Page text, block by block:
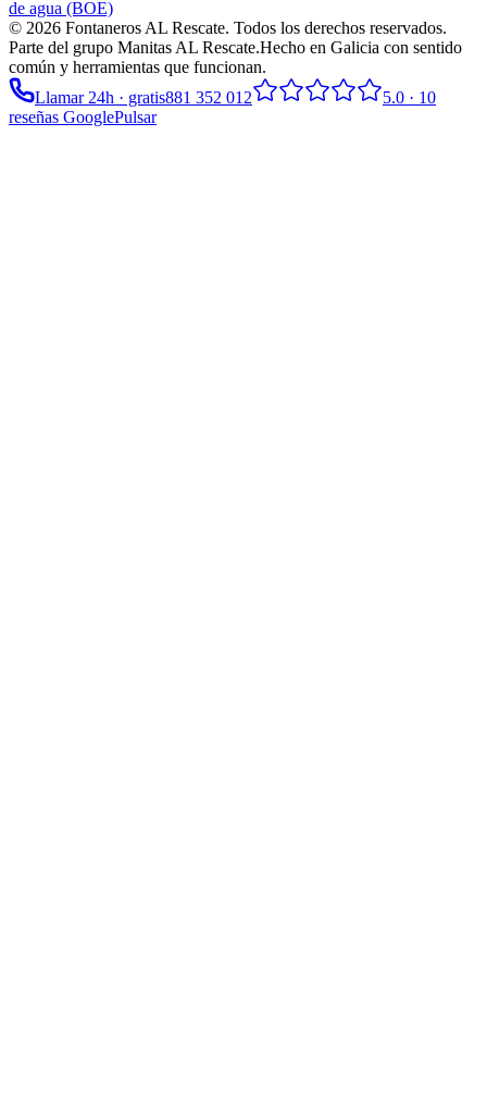
de agua (BOE)
© 2026 Fontaneros AL Rescate. Todos los derechos reservados.
Parte del grupo Manitas AL Rescate.Hecho en Galicia con sentido
común y herramientas que funcionan.
Llamar 24h · gratis881 352 012 5.0 · 10
reseñas GooglePulsar